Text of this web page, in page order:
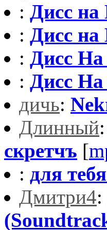
: Дисс
: Дисс на
: Дисс
: Дисс
дичь:
Длинный:
скретчъ [
: для
Дмитри4: